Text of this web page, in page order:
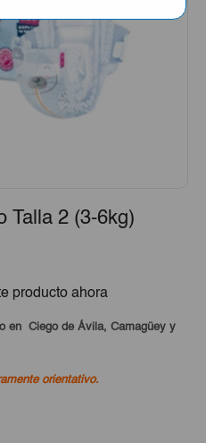
Talla 2 (3-6kg)
producto ahora
en Ciego de Ávila, Camagüey y
orientativo.